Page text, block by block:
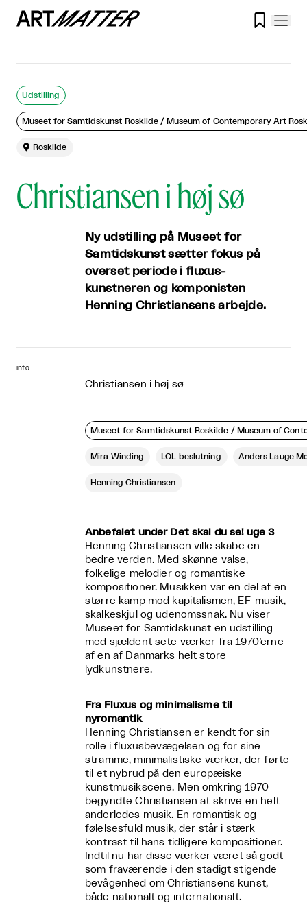

Christiansen i høj sø
Udstilling
Museet for Samtidskunst Roskilde / Museum of Contemporary Art
 Roskilde
Ny udstilling på Museet for
Samtidskunst sætter fokus på
overset periode i fluxus-
kunstneren og komponisten
Henning Christiansens arbejde.
info
Christiansen i høj sø
Museet for Samtidskunst Roskilde / Museum of
Mira Winding LOL beslutning Anders Lauge
Henning Christiansen
Anbefalet under Det skal du se! uge 3
Henning Christiansen ville skabe en
bedre verden. Med skønne valse,
folkelige melodier og romantiske
kompositioner. Musikken var en del af en
større kamp mod kapitalismen, EF-musik,
skalkeskjul og udenomssnak. Nu viser
Museet for Samtidskunst en udstilling
med sjældent sete værker fra 1970’erne
af en af Danmarks helt store
lydkunstnere.
Fra Fluxus og minimalisme til
nyromantik
Henning Christiansen er kendt for sin
rolle i fluxusbevægelsen og for sine
stramme, minimalistiske værker, der førte
til et nybrud på den europæiske
kunstmusikscene. Men omkring 1970
begyndte Christiansen at skrive en helt
anderledes musik. En romantisk og
følelsesfuld musik, der står i stærk
kontrast til hans tidligere kompositioner.
Indtil nu har disse værker været så godt
som fraværende i den stadigt stigende
bevågenhed om Christiansens kunst,
både nationalt og internationalt.